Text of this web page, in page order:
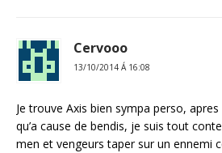
Cervooo
13/10/2014 Á 16:08
Je trouve Axis bien sympa perso,
qu’a cause de bendis, je suis tout
men et vengeurs taper sur un ennemi